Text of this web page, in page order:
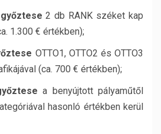
2 db RANK széket kap
1.300 € értékben);
OTTO1, OTTO2 és OTTO3
(ca. 700 € értékben);
a benyújtott pályaműtől
hasonló értékben kerül